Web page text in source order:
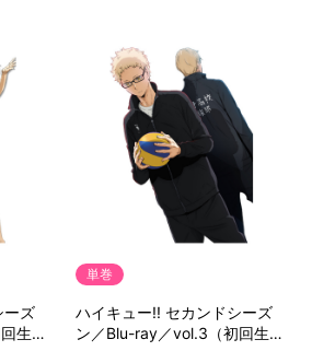
ーズ
生産
単巻
ハイキュー!! セカンドシーズ
ン／Blu-ray／vol.3（初回生産